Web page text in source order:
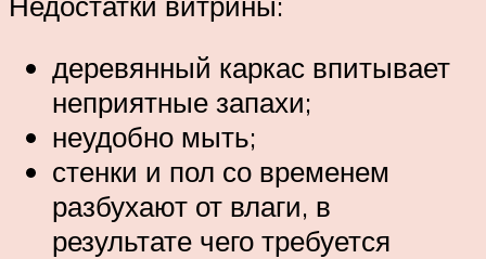
деревянный каркас впитывает
неприятные запахи;
неудобно мыть;
стенки и пол со временем
разбухают от влаги, в
результате чего требуется